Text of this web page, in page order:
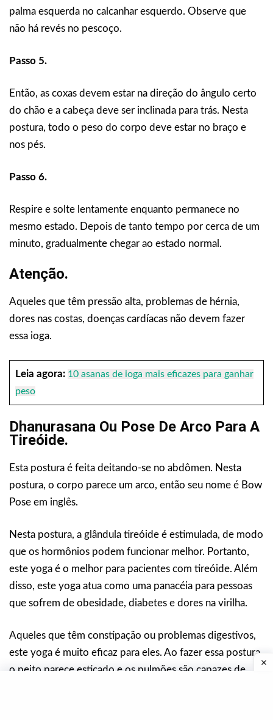
palma esquerda no calcanhar esquerdo. Observe que
não há revés no pescoço.
Passo 5.
Então, as coxas devem estar na direção do ângulo certo
do chão e a cabeça deve ser inclinada para trás. Nesta
postura, todo o peso do corpo deve estar no braço e
nos pés.
Passo 6.
Respire e solte lentamente enquanto permanece no
mesmo estado. Depois de tanto tempo por cerca de um
minuto, gradualmente chegar ao estado normal.
Atenção.
Aqueles que têm pressão alta, problemas de hérnia,
dores nas costas, doenças cardíacas não devem fazer
essa ioga.
Leia agora: 10 asanas de ioga mais eficazes para ganhar
peso
Dhanurasana Ou Pose De Arco Para A
Tireóide.
Esta postura é feita deitando-se no abdômen. Nesta
postura, o corpo parece um arco, então seu nome é Bow
Pose em inglês.
Nesta postura, a glândula tireóide é estimulada, de modo
que os hormônios podem funcionar melhor. Portanto,
este yoga é o melhor para pacientes com tireóide. Além
disso, este yoga atua como uma panacéia para pessoas
que sofrem de obesidade, diabetes e dores na virilha.
Aqueles que têm constipação ou problemas digestivos,
este yoga é muito eficaz para eles. Ao fazer essa postura,
o peito parece esticado e os pulmões são capazes de